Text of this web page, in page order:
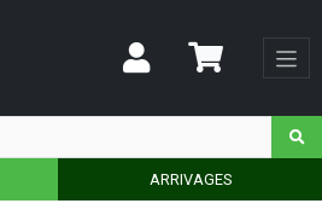
ARRIVAGES